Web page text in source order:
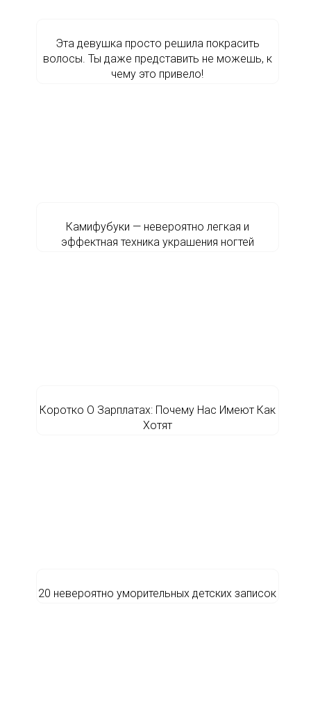
Эта девушка просто решила покрасить
волосы. Ты даже представить не можешь, к
чему это привело!
Камифубуки — невероятно легкая и
эффектная техника украшения ногтей
Коротко О Зарплатах: Почему Нас Имеют Как
Хотят
20 невероятно уморительных детских записок